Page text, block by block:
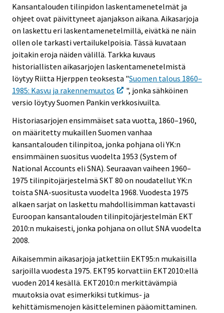
Kansantalouden tilinpidon laskentamenetelmät ja
ohjeet ovat päivittyneet ajanjakson aikana. Aikasarjoja
on laskettu eri laskentamenetelmillä, eivätkä ne näin
ollen ole tarkasti vertailukelpoisia. Tässä kuvataan
joitakin eroja näiden välillä. Tarkka kuvaus
historiallisten aikasarjojen laskentamenetelmistä
löytyy Riitta Hjerppen teoksesta "Suomen talous 1860–
1985: Kasvu ja rakennemuutos
", jonka sähköinen
versio löytyy Suomen Pankin verkkosivuilta.
Historiasarjojen ensimmäiset sata vuotta, 1860–1960,
on määritetty mukaillen Suomen vanhaa
kansantalouden tilinpitoa, jonka pohjana oli YK:n
ensimmäinen suositus vuodelta 1953 (System of
National Accounts eli SNA). Seuraavan vaiheen 1960–
1975 tilinpitojärjestelmä SKT 80 on noudatellut YK:n
toista SNA-suositusta vuodelta 1968. Vuodesta 1975
alkaen sarjat on laskettu mahdollisimman kattavasti
Euroopan kansantalouden tilinpitojärjestelmän EKT
2010:n mukaisesti, jonka pohjana on ollut SNA vuodelta
2008.
Aikaisemmin aikasarjoja jatkettiin EKT95:n mukaisilla
sarjoilla vuodesta 1975. EKT95 korvattiin EKT2010:ellä
vuoden 2014 kesällä. EKT2010:n merkittävämpiä
muutoksia ovat esimerkiksi tutkimus- ja
kehittämismenojen käsitteleminen pääomittaminen.